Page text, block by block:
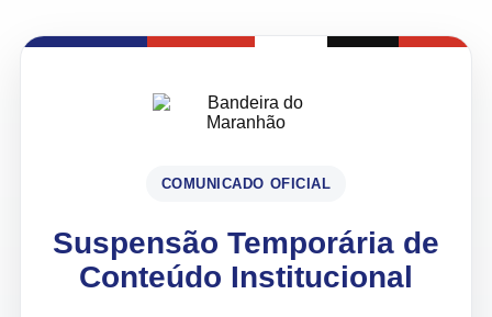
COMUNICADO OFICIAL
Suspensão Temporária de
Conteúdo Institucional